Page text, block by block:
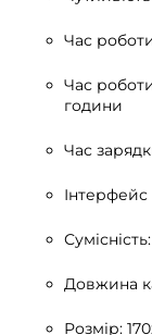
Час
Час
години
Час
Інтерфейс
Сумісність:
Довжина
Розмір: